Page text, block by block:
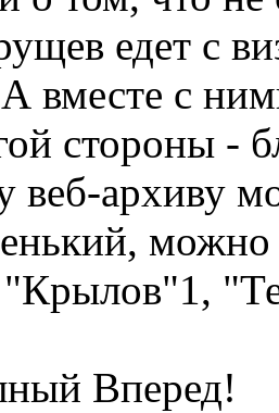
едет с
вместе с
стороны -
архиву
можно
Вперед!